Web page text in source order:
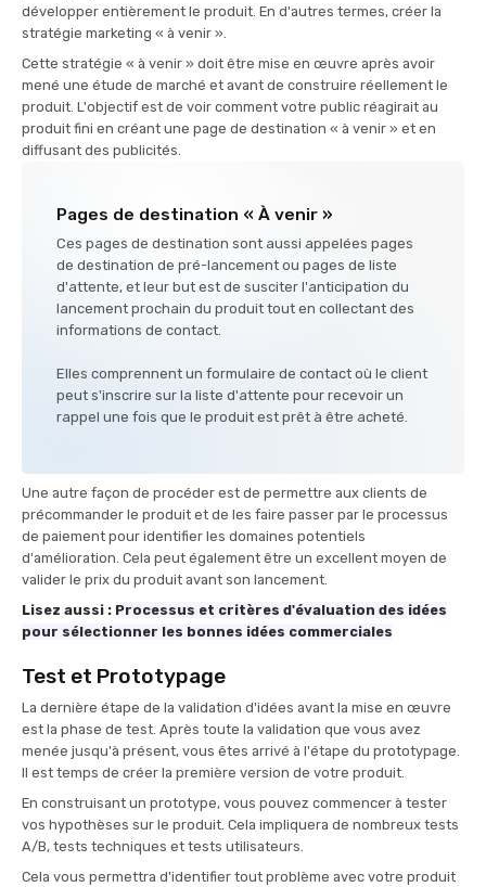
développer entièrement le produit. En d'autres termes, créer la
stratégie marketing « à venir ».
Cette stratégie « à venir » doit être mise en œuvre après avoir
mené une étude de marché et avant de construire réellement le
produit. L'objectif est de voir comment votre public réagirait au
produit fini en créant une page de destination « à venir » et en
diffusant des publicités.
Pages de destination « À venir »
Ces pages de destination sont aussi appelées pages
de destination de pré-lancement ou pages de liste
d'attente, et leur but est de susciter l'anticipation du
lancement prochain du produit tout en collectant des
informations de contact.
Elles comprennent un formulaire de contact où le client
peut s'inscrire sur la liste d'attente pour recevoir un
rappel une fois que le produit est prêt à être acheté.
Une autre façon de procéder est de permettre aux clients de
précommander le produit et de les faire passer par le processus
de paiement pour identifier les domaines potentiels
d'amélioration. Cela peut également être un excellent moyen de
valider le prix du produit avant son lancement.
Lisez aussi : Processus et critères d'évaluation des idées
pour sélectionner les bonnes idées commerciales
Test et Prototypage
La dernière étape de la validation d'idées avant la mise en œuvre
est la phase de test. Après toute la validation que vous avez
menée jusqu'à présent, vous êtes arrivé à l'étape du prototypage.
Il est temps de créer la première version de votre produit.
En construisant un prototype, vous pouvez commencer à tester
vos hypothèses sur le produit. Cela impliquera de nombreux tests
A/B, tests techniques et tests utilisateurs.
Cela vous permettra d'identifier tout problème avec votre produit